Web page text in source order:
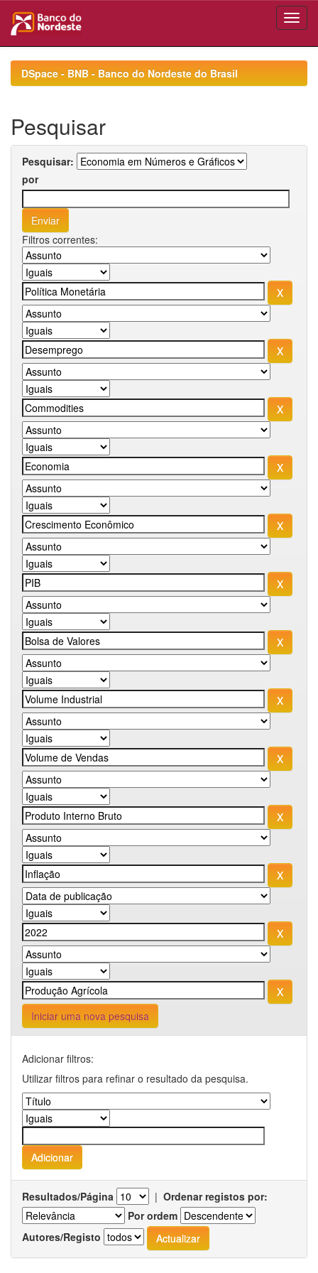
navigationDSpace - BNB - Banco do Nordeste do Brasil
Pesquisar
Pesquisar:
por
Filtros correntes:
Iniciar uma nova pesquisa
Adicionar filtros:
Utilizar filtros para refinar o resultado da pesquisa.
Resultados/Página | Ordenar registos por:
Por ordem
Autores/Registo